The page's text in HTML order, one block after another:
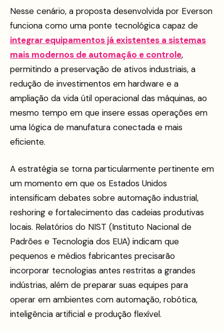
Nesse cenário, a proposta desenvolvida por Everson
funciona como uma ponte tecnológica capaz de
integrar equipamentos já existentes a sistemas
mais modernos de automação e controle,
permitindo a preservação de ativos industriais, a
redução de investimentos em hardware e a
ampliação da vida útil operacional das máquinas, ao
mesmo tempo em que insere essas operações em
uma lógica de manufatura conectada e mais
eficiente.
A estratégia se torna particularmente pertinente em
um momento em que os Estados Unidos
intensificam debates sobre automação industrial,
reshoring e fortalecimento das cadeias produtivas
locais. Relatórios do NIST (Instituto Nacional de
Padrões e Tecnologia dos EUA) indicam que
pequenos e médios fabricantes precisarão
incorporar tecnologias antes restritas a grandes
indústrias, além de preparar suas equipes para
operar em ambientes com automação, robótica,
inteligência artificial e produção flexível.